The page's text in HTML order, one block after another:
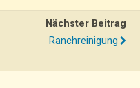
Nächster Beitrag
Ranchreinigung